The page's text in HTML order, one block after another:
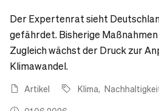
Der Expertenrat sieht
gefährdet. Bisherige
Zugleich wächst der Druck zur
Klimawandel.
Artikel Klima